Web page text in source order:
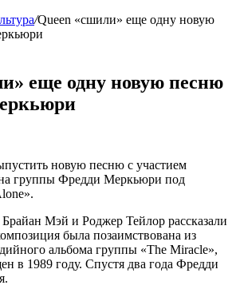
/Queen «сшили» еще одну новую
еще одну новую песню
новую песню с участием
группы Фредди Меркьюри под
Мэй и Роджер Тейлор рассказали
была позаимствована из
альбома группы «The Miracle»,
в 1989 году. Спустя два года Фредди